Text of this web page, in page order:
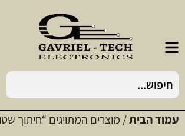
עמוד הבית/ מוצרים המתויגים “חיתוך